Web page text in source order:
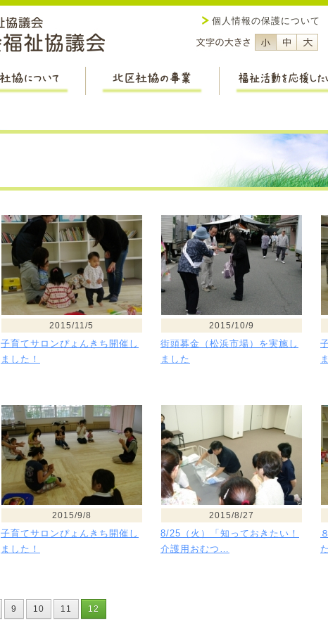
社会福祉法人 新潟市社会福祉協
個人情報の保護について
フォントサイ
フォン
北区社協について 北区社協の事業
2015/11/5
子育てサロンぴょんきち開催し
ました！
2015/10/9
街頭募金（松浜市場）を実施し
ました
2015/9/8
子育てサロンぴょんきち開催し
ました！
2015/8/27
8/25（火）「知っておきたい！
介護用おむつ…
9 10 11 12